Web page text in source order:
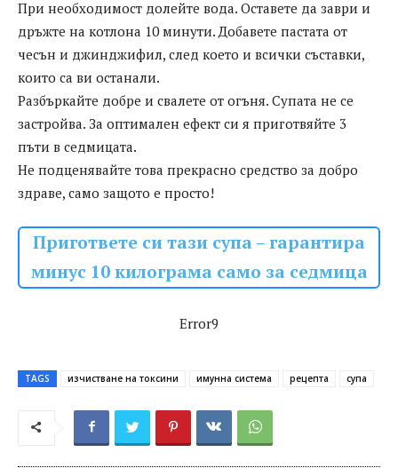
При необходимост долейте вода. Оставете да заври и
дръжте на котлона 10 минути. Добавете пастата от
чесън и джинджифил, след което и всички съставки,
които са ви останали.
Разбъркайте добре и свалете от огъня. Супата не се
застройва. За оптимален ефект си я приготвяйте 3
пъти в седмицата.
Не подценявайте това прекрасно средство за добро
здраве, само защото е просто!
Пригответе си тази супа – гарантира
минус 10 килограма само за седмица
Error9
TAGS изчистване на токсини имунна система рецепта супа